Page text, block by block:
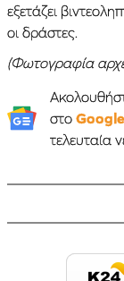
εξετάζει
οι δράστες.
(Φωτογραφία
στο
τελευταία